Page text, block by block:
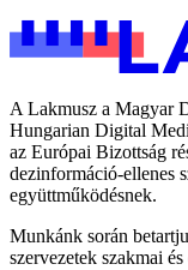
A Lakmusz a Magyar
Hungarian Digital
az Európai Bizottság
dezinformáció-ellenes
együttműködésnek.
Munkánk során
szervezetek szakmai